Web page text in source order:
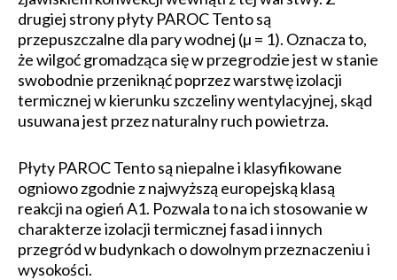
drugiej strony płyty PAROC Tento są
przepuszczalne dla pary wodnej (µ = 1). Oznacza to,
że wilgoć gromadząca się w przegrodzie jest w stanie
swobodnie przeniknąć poprzez warstwę izolacji
termicznej w kierunku szczeliny wentylacyjnej, skąd
usuwana jest przez naturalny ruch powietrza.
Płyty PAROC Tento są niepalne i klasyfikowane
ogniowo zgodnie z najwyższą europejską klasą
reakcji na ogień A1. Pozwala to na ich stosowanie w
charakterze izolacji termicznej fasad i innych
przegród w budynkach o dowolnym przeznaczeniu i
wysokości.